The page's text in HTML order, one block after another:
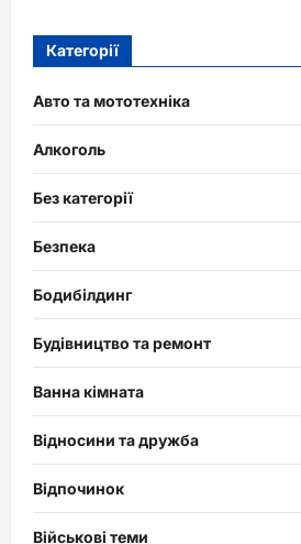
Категорії
Авто та мототехніка
Алкоголь
Без категорії
Безпека
Бодибілдинг
Будівництво та ремонт
Ванна кімната
Відносини та дружба
Відпочинок
Військові теми